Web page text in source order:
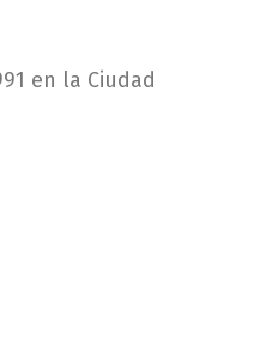
en la Ciudad